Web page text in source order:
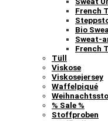
French
Bio
Sweat-
French
Tüll
Viskose
Viskosejersey
Waffelpiqué
% Sale %
Stoffproben